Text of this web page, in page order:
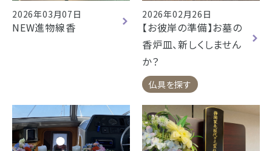
2026年03月07日
NEW進物線香
2026年02月26日
【お彼岸の準備】お墓の
香炉皿、新しくしません
か？
仏具を探す